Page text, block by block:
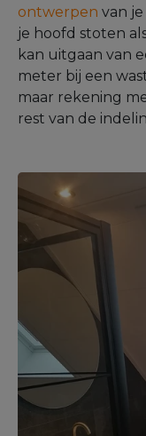
ontwerpen van
je hoofd stoten
kan uitgaan van
meter bij een
maar rekening
rest van de